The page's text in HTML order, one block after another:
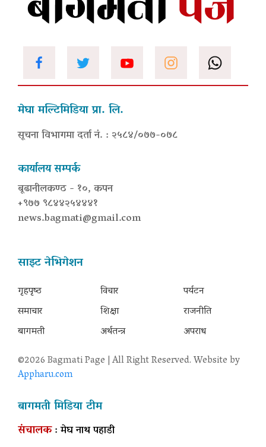
मेघा मल्टिमिडिया प्रा. लि.
सूचना विभागमा दर्ता नं. : २५८४/०७७-०७८
कार्यालय सम्पर्क
बूढानीलकण्ठ - १०, कपन
+९७७ ९८४४२५४४४१
news.bagmati@gmail.com
साइट नेभिगेशन
गृहपृष्‍ठ
समाचार
बागमती
विचार
शिक्षा
अर्थतन्त्र
पर्यटन
राजनीति
अपराध
©2026 Bagmati Page | All Right Reserved. Website by
Appharu.com
बागमती मिडिया टीम
संचालक: मेघ नाथ पहाडी